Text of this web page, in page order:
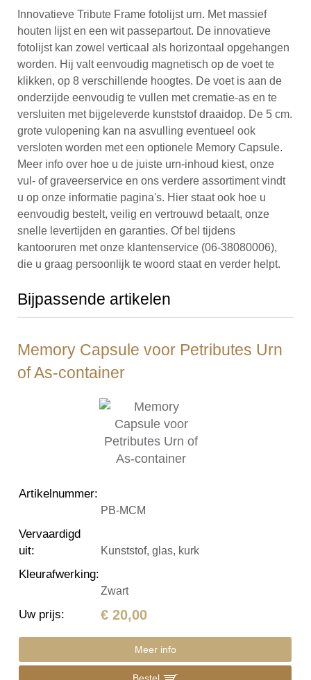
Innovatieve Tribute Frame fotolijst urn. Met massief
houten lijst en een wit passepartout. De innovatieve
fotolijst kan zowel verticaal als horizontaal opgehangen
worden. Hij valt eenvoudig magnetisch op de voet te
klikken, op 8 verschillende hoogtes. De voet is aan de
onderzijde eenvoudig te vullen met crematie-as en te
versluiten met bijgeleverde kunststof draaidop. De 5 cm.
grote vulopening kan na asvulling eventueel ook
versloten worden met een optionele Memory Capsule.
Meer info over hoe u de juiste urn-inhoud kiest, onze
vul- of graveerservice en ons verdere assortiment vindt
u op onze informatie pagina's. Hier staat ook hoe u
eenvoudig bestelt, veilig en vertrouwd betaalt, onze
snelle levertijden en garanties. Of bel tijdens
kantooruren met onze klantenservice (06-38080006),
die u graag persoonlijk te woord staat en verder helpt.
Bijpassende artikelen
Memory Capsule voor Petributes Urn
of As-container
Artikelnummer:
PB-MCM
Vervaardigd
uit: Kunststof, glas, kurk
Kleurafwerking:
Zwart
Uw prijs: € 20,00
Meer info